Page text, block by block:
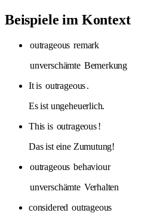
Beispiele im Kontext
outrageous remark
unverschämte Bemerkung
It is outrageous.
Es ist ungeheuerlich.
This is outrageous!
Das ist eine Zumutung!
outrageous behaviour
unverschämte Verhalten
considered outrageous